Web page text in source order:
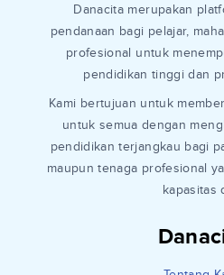
Danacita merupakan
pendanaan bagi pelajar,
profesional untuk
pendidikan tinggi dan
Kami bertujuan untuk
untuk semua dengan
pendidikan terjangkau bagi
maupun tenaga profesional
kapasitas